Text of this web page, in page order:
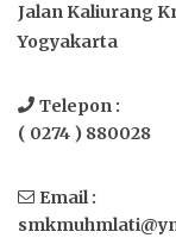
Jalan Kaliurang
Yogyakarta
Telepon :
( 0274 ) 880028
Email :